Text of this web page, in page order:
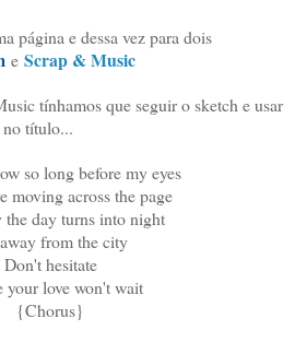
página e dessa vez para dois
e Scrap & Music
tínhamos que seguir o sketch e usar
no título...
so long before my eyes
moving across the page
the day turns into night
from the city
Don't hesitate
your love won't wait
{Chorus}